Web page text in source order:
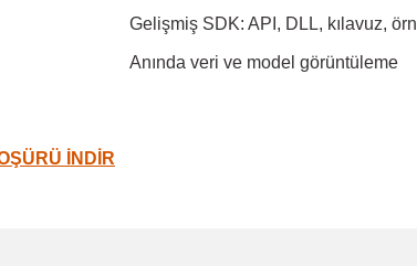
Gelişmiş SDK: API, DLL, kılavuz,
Anında veri ve model görüntüleme
İNDİR